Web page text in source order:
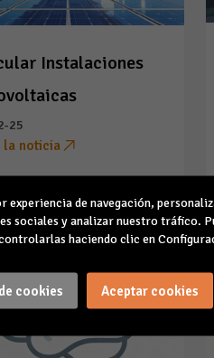
Instalaciones
25
la noticia
experiencia de navegación,
sociales y analizar nuestro tráfico.
haciendo clic en
cookies Aceptar cookies